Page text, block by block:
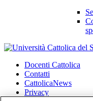
Docenti Cattolica
Contatti
CattolicaNews
Privacy